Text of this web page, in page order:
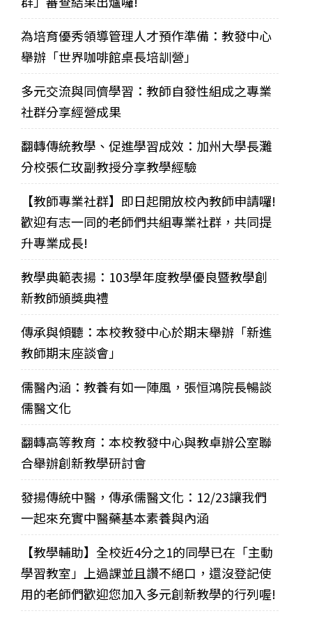
為培育優秀領導管理人才預作準備：教發中心
舉辦「世界咖啡館桌長培訓營」
多元交流與同儕學習：教師自發性組成之專業
社群分享經營成果
翻轉傳統教學、促進學習成效：加州大學長灘
分校張仁玫副教授分享教學經驗
【教師專業社群】即日起開放校內教師申請囉!
歡迎有志一同的老師們共組專業社群，共同提
升專業成長!
教學典範表揚：103學年度教學優良暨教學創
新教師頒獎典禮
傳承與傾聽：本校教發中心於期末舉辦「新進
教師期末座談會」
儒醫內涵：教養有如一陣風，張恒鴻院長暢談
儒醫文化
翻轉高等教育：本校教發中心與教卓辦公室聯
合舉辦創新教學研討會
發揚傳統中醫，傳承儒醫文化：12/23讓我們
一起來充實中醫藥基本素養與內涵
【教學輔助】全校近4分之1的同學已在「主動
學習教室」上過課並且讚不絕口，還沒登記使
用的老師們歡迎您加入多元創新教學的行列喔!